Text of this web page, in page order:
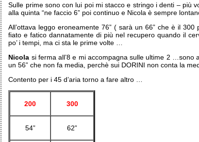
Sulle prime sono con lui poi mi stacco e stringo i denti – più
alla quinta “ne faccio 6” poi continuo e Nicola è sempre
All’ottava leggo eroneamente 76” ( sarà un 66” che è il
fiato e fatico dannatamente di più nel recupero quando il
po’ i tempi, ma ci sta le prime volte …
Nicola si ferma all’8 e mi accompagna sulle ultime 2 …sono
un 56” che non fa media, perchè sui DORINI non conta la
Contento per i 45 d’aria torno a fare altro …
200 300
54” 62”